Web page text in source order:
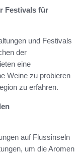
Festivals für
und Festivals
der
eine
Weine zu probieren
zu erfahren.
auf Flussinseln
um die Aromen